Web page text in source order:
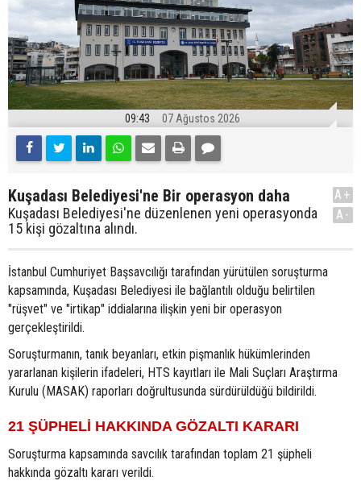
09:43 07 Ağustos 2026
Kuşadası Belediyesi'ne Bir operasyon daha
Kuşadası Belediyesi'ne düzenlenen yeni operasyonda
15 kişi gözaltına alındı.
A+
A-
İstanbul Cumhuriyet Başsavcılığı tarafından yürütülen soruşturma
kapsamında, Kuşadası Belediyesi ile bağlantılı olduğu belirtilen
"rüşvet" ve "irtikap" iddialarına ilişkin yeni bir operasyon
gerçekleştirildi.
Soruşturmanın, tanık beyanları, etkin pişmanlık hükümlerinden
yararlanan kişilerin ifadeleri, HTS kayıtları ile Mali Suçları Araştırma
Kurulu (MASAK) raporları doğrultusunda sürdürüldüğü bildirildi.
21 ŞÜPHELİ HAKKINDA GÖZALTI KARARI
Soruşturma kapsamında savcılık tarafından toplam 21 şüpheli
hakkında gözaltı kararı verildi.